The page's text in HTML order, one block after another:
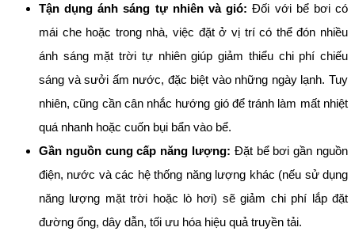
Tận dụng ánh sáng tự nhiên và gió: Đối với bể bơi có
mái che hoặc trong nhà, việc đặt ở vị trí có thể đón nhiều
ánh sáng mặt trời tự nhiên giúp giảm thiểu chi phí chiếu
sáng và sưởi ấm nước, đặc biệt vào những ngày lạnh. Tuy
nhiên, cũng cần cân nhắc hướng gió để tránh làm mất nhiệt
quá nhanh hoặc cuốn bụi bẩn vào bể.
Gần nguồn cung cấp năng lượng: Đặt bể bơi gần nguồn
điện, nước và các hệ thống năng lượng khác (nếu sử dụng
năng lượng mặt trời hoặc lò hơi) sẽ giảm chi phí lắp đặt
đường ống, dây dẫn, tối ưu hóa hiệu quả truyền tải.